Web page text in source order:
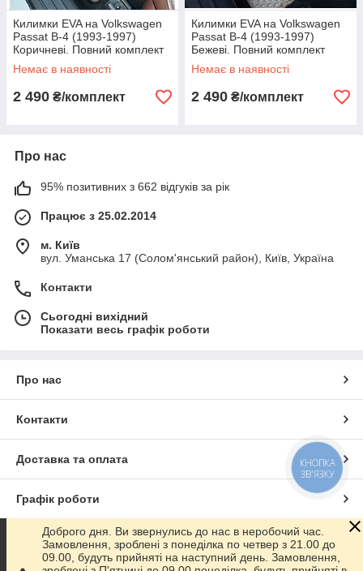
Килимки EVA на Volkswagen
Passat B-4 (1993-1997)
Коричневі. Повний комплект
Немає в наявності
2 490 ₴/комплект
Килимки EVA на Volkswagen
Passat B-4 (1993-1997)
Бежеві. Повний комплект
Немає в наявності
2 490 ₴/комплект
Про нас
95% позитивних з 662 відгуків за рік
Працює з 25.02.2014
м. Київ
вул. Уманська 17 (Солом'янський район), Київ, Україна
Контакти
Сьогодні вихідний
Показати весь графік роботи
Про нас
Контакти
Доставка та оплата
Графік роботи
Повна версія сайту
Доброго дня. Ви звернулись до нас в неробочий час.
Замовлення, зроблені з понеділка по четвер з 21.00 до
09.00, будуть прийняті на наступний день. Замовлення,
КНОПКА
ЗВ'ЯЗКУ